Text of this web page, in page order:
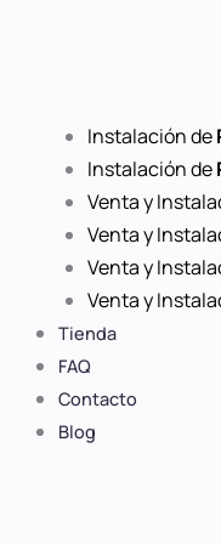
Instalación de
Instalación de
Venta y
Venta y
Venta y
Venta y
Tienda
FAQ
Contacto
Blog